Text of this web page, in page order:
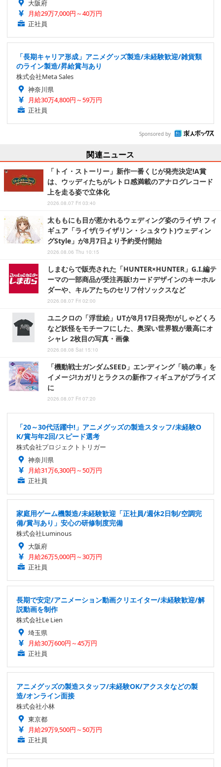
大阪府
月給29万7,000円～40万円
正社員
「長期キャリア形成」アニメグッズ製造/未経験歓迎/雑貨類
のライン製造/昇給賞与あり
株式会社Meta Sales
神奈川県
月給30万4,800円～59万円
正社員
Sponsored by
関連ニュース
「トイ・ストーリー」新作一番くじが発売決定!A賞
は、ウッディたちがレトロ感満載のアナログレコード
上を走る姿で立体化
2026.08.07 Fri 03:40
太ももにも目が惹かれるウェディング姿のライザ! フィ
ギュア「ライザ(ライザリン・シュタウト)ウェディン
グStyle」が8月7日より予約受付開始
2026.08.06 Thu 10:15
しまむらで販売された「HUNTER×HUNTER」G.I.編テ
ーマの一部商品が受注再販!カードデザインのキーホル
ダーや、キルアたちのセリフ付ソックスなど
2026.08.07 Fri 02:00
ユニクロの「浮世絵」UTが8月17日発売!がしゃどくろ
など妖怪をモチーフにした、奥深い世界観が最高にオ
シャレ 2枚目の写真・画像
2026.08.08 Sat 15:10
「機動戦士ガンダムSEED」エンディング「暁の車」を
イメージ!カガリとラクスの新作フィギュアがプライズ
に
2026.08.07 Fri 07:20
「20～30代活躍中!」アニメグッズの製造スタッフ/未経験O
K/賞与年2回/スピード選考
株式会社プロジェクトトリガー
神奈川県
月給31万6,300円～50万円
正社員
家庭用ゲーム機製造/未経験歓迎「正社員/週休2日制/空調完
備/賞与あり」安心の研修制度完備
株式会社Luminous
大阪府
月給26万5,000円～30万円
正社員
長期で安定/アニメーション動画クリエイター/未経験歓迎/解
説動画を制作
株式会社Le Lien
埼玉県
月給30万600円～45万円
正社員
アニメグッズの製造スタッフ/未経験OK/アクスタなどの製
造/オンライン面接
株式会社小林
東京都
月給29万9,500円～50万円
正社員